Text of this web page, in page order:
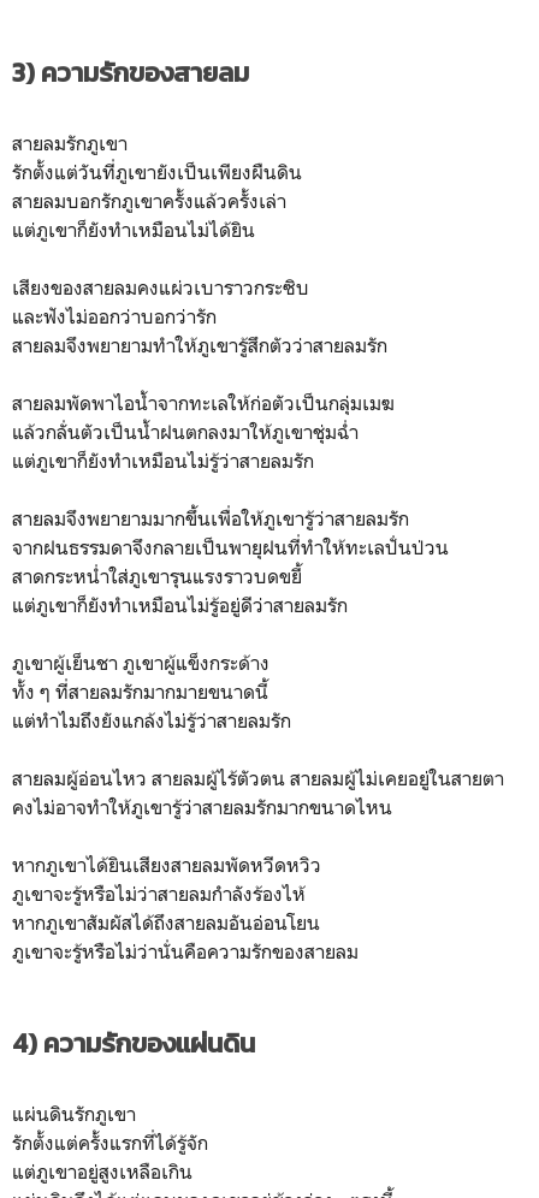
3) ความรักของสายลม
สายลมรักภูเขา
รักตั้งแต่วันที่ภูเขายังเป็นเพียงผืนดิน
สายลมบอกรักภูเขาครั้งแล้วครั้งเล่า
แต่ภูเขาก็ยังทำเหมือนไม่ได้ยิน
เสียงของสายลมคงแผ่วเบาราวกระซิบ
และฟังไม่ออกว่าบอกว่ารัก
สายลมจึงพยายามทำให้ภูเขารู้สึกตัวว่าสายลมรัก
สายลมพัดพาไอน้ำจากทะเลให้ก่อตัวเป็นกลุ่มเมฆ
แล้วกลั่นตัวเป็นน้ำฝนตกลงมาให้ภูเขาชุ่มฉ่ำ
แต่ภูเขาก็ยังทำเหมือนไม่รู้ว่าสายลมรัก
สายลมจึงพยายามมากขึ้นเพื่อให้ภูเขารู้ว่าสายลมรัก
จากฝนธรรมดาจึงกลายเป็นพายุฝนที่ทำให้ทะเลปั่นป่วน
สาดกระหน่ำใส่ภูเขารุนแรงราวบดขยี้
แต่ภูเขาก็ยังทำเหมือนไม่รู้อยู่ดีว่าสายลมรัก
ภูเขาผู้เย็นชา ภูเขาผู้แข็งกระด้าง
ทั้ง ๆ ที่สายลมรักมากมายขนาดนี้
แต่ทำไมถึงยังแกล้งไม่รู้ว่าสายลมรัก
สายลมผู้อ่อนไหว สายลมผู้ไร้ตัวตน สายลมผู้ไม่เคยอยู่ในสายตา
คงไม่อาจทำให้ภูเขารู้ว่าสายลมรักมากขนาดไหน
หากภูเขาได้ยินเสียงสายลมพัดหวีดหวิว
ภูเขาจะรู้หรือไม่ว่าสายลมกำลังร้องไห้
หากภูเขาสัมผัสได้ถึงสายลมอันอ่อนโยน
ภูเขาจะรู้หรือไม่ว่านั่นคือความรักของสายลม
4) ความรักของแผ่นดิน
แผ่นดินรักภูเขา
รักตั้งแต่ครั้งแรกที่ได้รู้จัก
แต่ภูเขาอยู่สูงเหลือเกิน